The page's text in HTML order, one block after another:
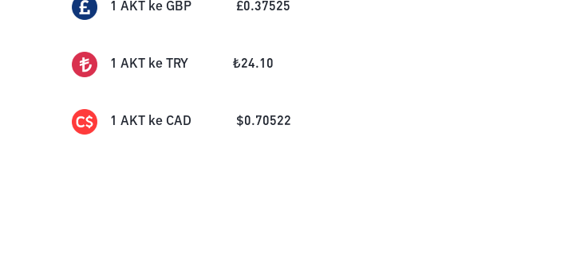
1 AKT ke GBP £0.37525
1 AKT ke TRY ₺24.10
1 AKT ke CAD $0.70522